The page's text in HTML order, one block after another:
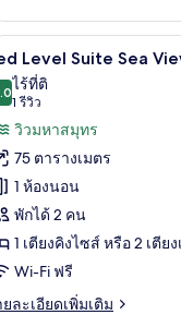
ในห้องพัก, โต๊ะทำงาน
ด
พถ่าย
หมด
8 Level Suite Sea
จาก 10
ไร้ที่ติ
1 รีวิว
(1
รีวิว)
วิวมหาสมุทร
75 ตารางเมตร
1 ห้องนอน
พักได้ 2 คน
1 เตียงคิงไซส์ หรือ 2 เตียง
Wi-Fi ฟรี
ยละเอียดเพิ่มเติม